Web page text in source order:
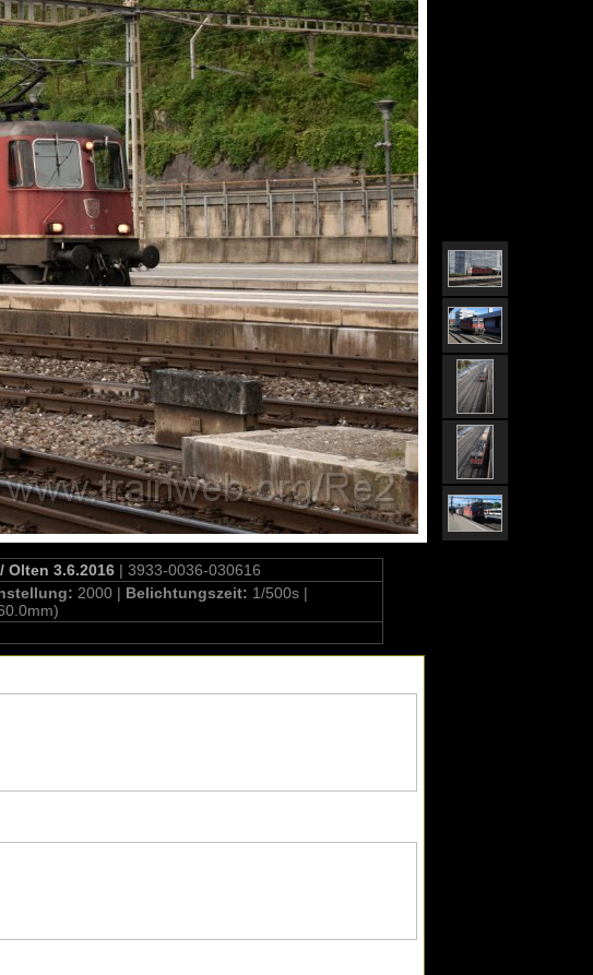
Olten 3.6.2016| 3933-0036-030616
2000 | Belichtungszeit: 1/500s |